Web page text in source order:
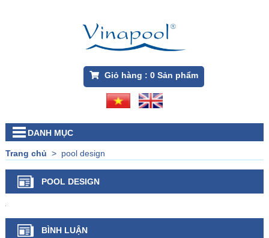
Giỏ hàng : 0Sản phẩm
DANH MỤC
Trang chủ > pool design
POOL DESIGN
BÌNH LUẬN